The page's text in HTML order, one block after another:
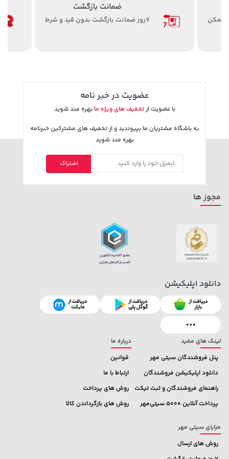
141,000 تومان
خرید
4,279,000 تومان
5,454,000
2,399,500 تومان
2,800,000
خرید 19,879,000 تومان
اصالت کالا
ضمانت اصل بودن کالا با بهترین کیفیت
عضویت در خبر نامه
با عضویت ازتخفیف های ویژه ما بهره مند شوید
به باشگاه مشتریان ما بپیوندید و از تخفیف های مشترکین خبرنامه
بهره مند شوید
اشتراک
لینک های مفید
پنل فروشندگان سیتی مهر
دانلود اپلیکیشن فروشندگان
راهنمای فروشندگان و ثبت تیکت
پرداخت آنلاین 5000 سیتی‌مهر
درباره ما
قوانین
ارتباط با ما
روش های پرداخت
روش های بازگرداندن کالا
مزایای سیتی مهر
روش های ارسال
مجوز ها
دانلود اپلیکیشن